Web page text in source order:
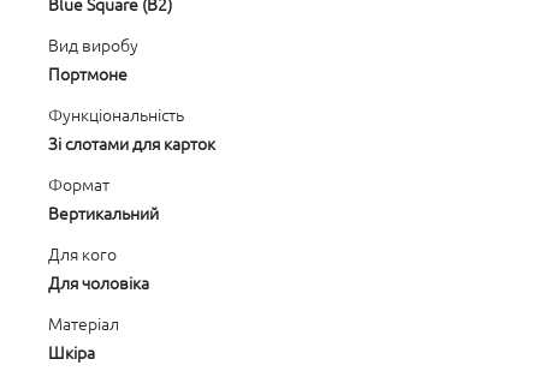
Вид виробу
Портмоне
Функціональність
Зі слотами для карток
Формат
Вертикальний
Для кого
Для чоловіка
Матеріал
Шкіра